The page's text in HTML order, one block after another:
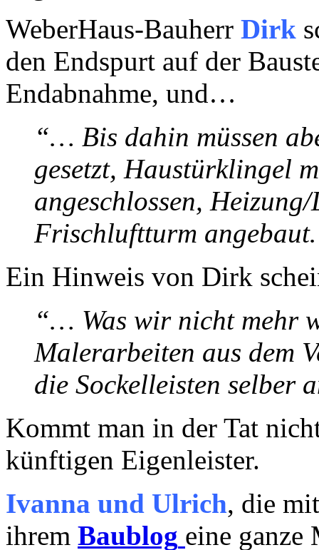
WeberHaus-Bauherr Dirk
den Endspurt auf der
Endabnahme, und…
“… Bis dahin müssen
gesetzt, Haustürklingel
angeschlossen,
Frischluftturm
Ein Hinweis von Dirk
“… Was wir nicht mehr
Malerarbeiten aus dem
die Sockelleisten selber
Kommt man in der Tat
künftigen Eigenleister.
Ivanna und Ulrich, die
ihrem Baublog eine ganze